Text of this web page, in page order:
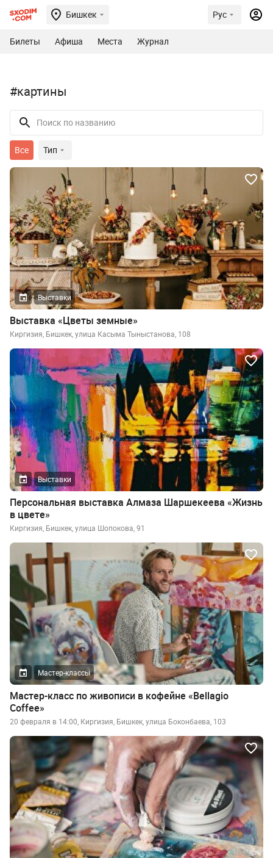
Бишкек Рус
Билеты Афиша Места Журнал
#картины
Все Тип
Выставки
Выставка «Цветы земные»
Киргизия, Бишкек, улица Касыма Тыныстанова, 108
Выставки
Персональная выставка Алмаза Шаршекеева «Жизнь
в цвете»
Киргизия, Бишкек, улица Шопокова, 91
Мастер-классы
Мастер-класс по живописи в кофейне «Bellagio
Coffee»
20 февраля в 14:00, Киргизия, Бишкек, улица Боконбаева, 103